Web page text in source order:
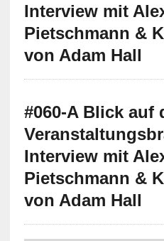
Interview mit
Pietschmann &
von Adam Hall
#060-A Blick auf
Interview mit
Pietschmann &
von Adam Hall